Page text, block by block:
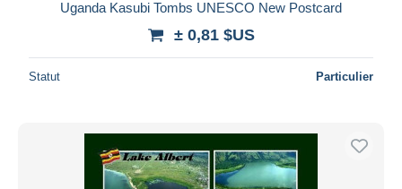
Uganda Kasubi Tombs UNESCO New Postcard
± 0,81 $US
Statut Particulier